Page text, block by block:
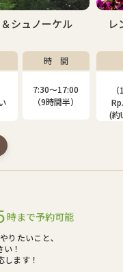
シュノーケル
時 間
7:30〜17:00
（9時間半）
レ
(約
時まで予約可能
りたいこと､
！
ます！